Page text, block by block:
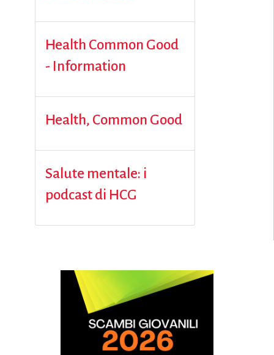
Health Common Good
- Information
Health, Common Good
Salute mentale: i
podcast di HCG